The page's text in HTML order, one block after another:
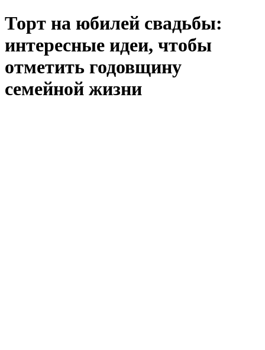
Торт на юбилей свадьбы:
интересные идеи, чтобы
отметить годовщину
семейной жизни